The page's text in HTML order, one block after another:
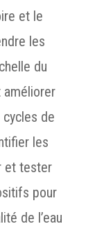
et le
les
du
améliorer
de
les
et tester
pour
de l’eau